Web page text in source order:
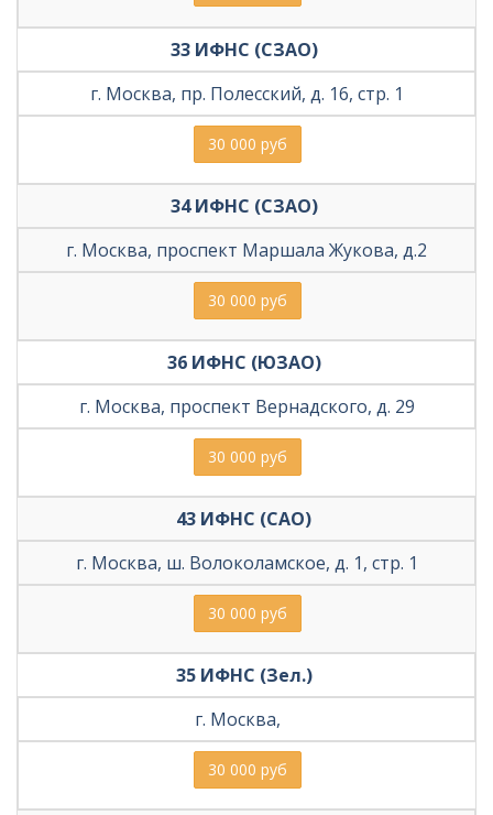
33 ИФНС (СЗАО)
г. Москва, пр. Полесский, д. 16, стр. 1
30 000 руб
34 ИФНС (СЗАО)
г. Москва, проспект Маршала Жукова, д.2
30 000 руб
36 ИФНС (ЮЗАО)
г. Москва, проспект Вернадского, д. 29
30 000 руб
43 ИФНС (САО)
г. Москва, ш. Волоколамское, д. 1, стр. 1
30 000 руб
35 ИФНС (Зел.)
г. Москва,
30 000 руб